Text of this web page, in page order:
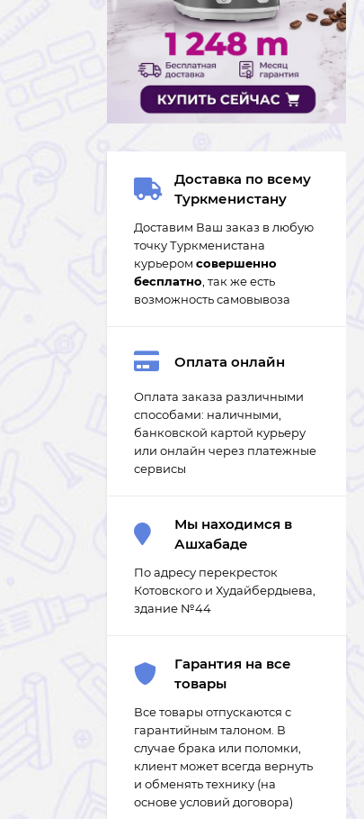
Доставка по всему
Туркменистану
Доставим Ваш заказ в любую
точку Туркменистана
курьером совершенно
бесплатно, так же есть
возможность самовывоза
Оплата онлайн
Оплата заказа различными
способами: наличными,
банковской картой курьеру
или онлайн через платежные
сервисы
Мы находимся в
Ашхабаде
По адресу перекресток
Котовского и Худайбердыева,
здание №44
Гарантия на все
товары
Все товары отпускаются с
гарантийным талоном. В
случае брака или поломки,
клиент может всегда вернуть
и обменять технику (на
основе условий договора)